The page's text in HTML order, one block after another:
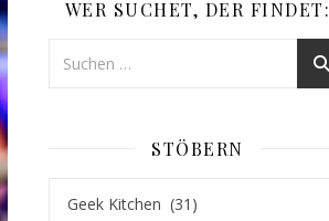
WER SUCHET, DER FINDET:
STÖBERN